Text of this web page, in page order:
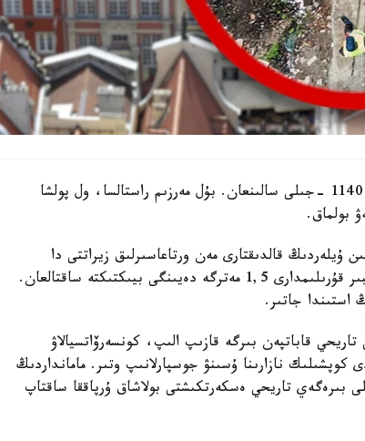
مامانداردىڭ الدىن الا باعالاۋىنشا، عيباداتحانا شامامەن 1140 -جىلى سالىنعان. بۇل مەرزىم راستالسا، ول پولشا
بولماق.
ۇيلەردىڭ قالدىقتارى مەن ورتاعاسىرلىق زيراتتى دا
تاپقان. زەرتتەۋشىلەردىڭ مالىمەتىنشە، عيماراتتىڭ كەيبىر قۇرىلىمدارى 1,5 مەترگە دەيىنگى بيىكتىكتە ساقتالعان.
استىندا جاتىر.
قاباتپەن بىرگە قازىپ الىپ، كونسەرۆاتسيالاۋ
نازارىنا ۇسىنۋ جوسپارلانىپ وتىر. مامانداردىڭ
بىرەگەي تاريحي ەسكەرتكىشتى بولاشاق ۇرپاققا ساقتاپ